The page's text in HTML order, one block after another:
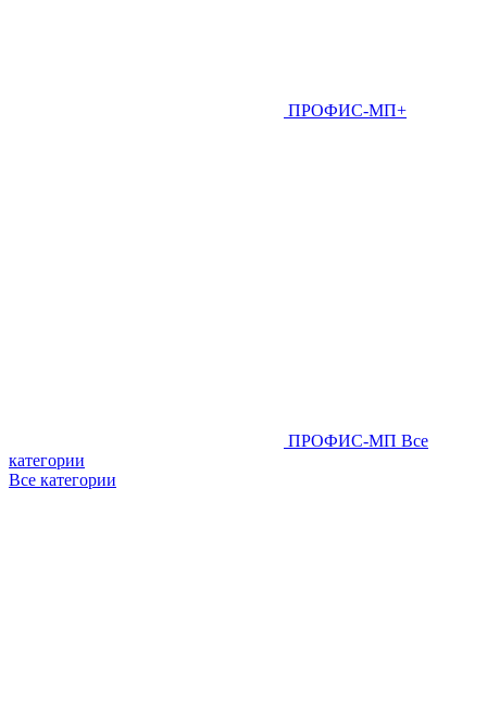
ПРОФИС-МП+
ПРОФИС-МП Все
категории
Все категории